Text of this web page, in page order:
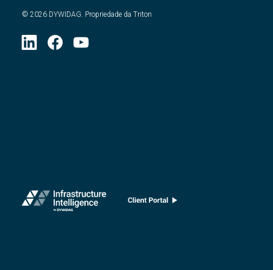
© 2026 DYWIDAG. Propriedade da Triton